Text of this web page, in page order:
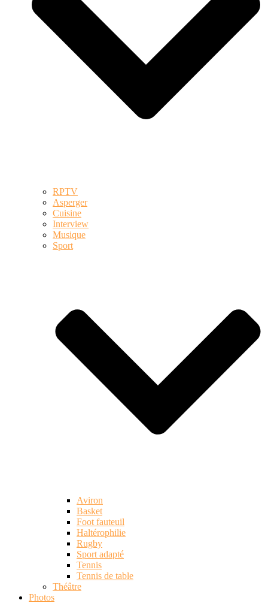
RPTV
Asperger
Cuisine
Interview
Musique
Sport
Aviron
Basket
Foot fauteuil
Haltérophilie
Rugby
Sport adapté
Tennis
Tennis de table
Théâtre
Photos